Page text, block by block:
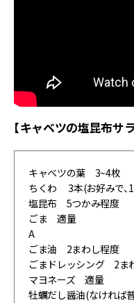
【キャベツの塩昆布サ
キャベツの葉 3~4枚
ちくわ 3本(お好みで、
塩昆布 5つかみ程度
ごま 適量
A
ごま油 2まわし程度
ごまドレッシング 2ま
マヨネーズ 適量
牡蠣だし醤油(なければ